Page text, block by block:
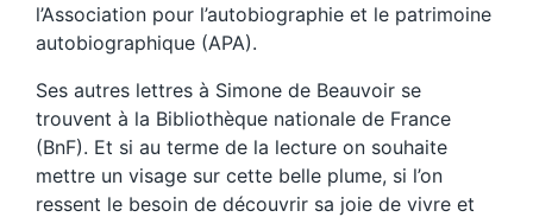
l’Association pour l’autobiographie et le patrimoine
autobiographique (APA).
Ses autres lettres à Simone de Beauvoir se
trouvent à la Bibliothèque nationale de France
(BnF). Et si au terme de la lecture on souhaite
mettre un visage sur cette belle plume, si l’on
ressent le besoin de découvrir sa joie de vivre et